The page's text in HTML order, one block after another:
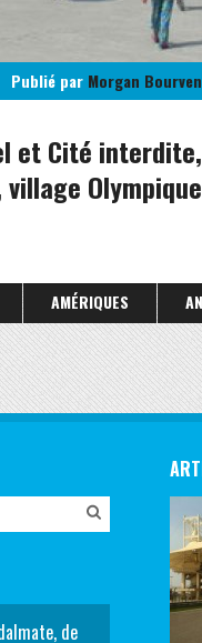
Publié par Morgan Bourven
et Cité interdite,
Olympique
AMÉRIQUES
de